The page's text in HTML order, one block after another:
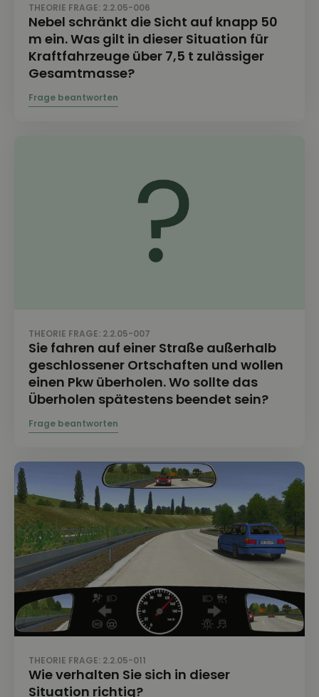
THEORIE FRAGE: 2.2.05-006
Nebel schränkt die Sicht auf knapp 50
m ein. Was gilt in dieser Situation für
Kraftfahrzeuge über 7,5 t zulässiger
Gesamtmasse?
THEORIE FRAGE: 2.2.05-007
Sie fahren auf einer Straße außerhalb
geschlossener Ortschaften und wollen
einen Pkw überholen. Wo sollte das
Überholen spätestens beendet sein?
THEORIE FRAGE: 2.2.05-011
Wie verhalten Sie sich in dieser
Situation richtig?